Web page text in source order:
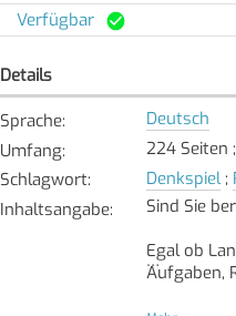
Verfügbar
Details
Sprache:
Deutsch
Umfang:
224 Seiten
Schlagwort: Denkspiel;
Inhaltsangabe:
Sind Sie
Egal ob
Aufgaben,